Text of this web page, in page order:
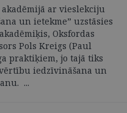
ar vieslekciju
un ietekme” uzstāsies
Oksfordas
Pols Kreigs (Paul
praktiķiem, jo tajā tiks
iedzīvināšana un
...